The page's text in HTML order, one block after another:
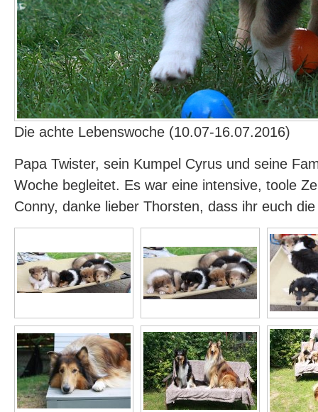
Die achte Lebenswoche (10.07-16.07.2016)
Papa Twister, sein Kumpel Cyrus und seine
Woche begleitet. Es war eine intensive, toole
Conny, danke lieber Thorsten, dass ihr euch